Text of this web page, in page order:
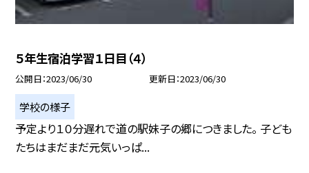
５年生宿泊学習１日目（４）
公開日 2023/06/30 更新日 2023/06/30
学校の様子
予定より１０分遅れで道の駅妹子の郷につきました。 子ども
たちはまだまだ元気いっぱ...